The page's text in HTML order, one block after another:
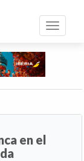
Toggle
en el